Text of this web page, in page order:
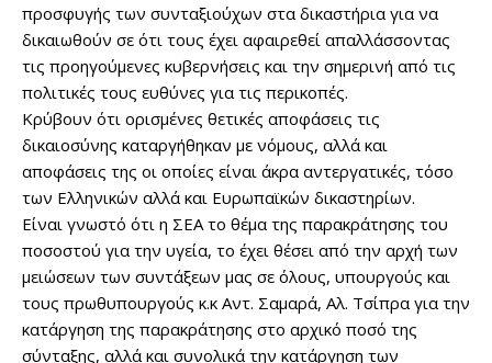
προσφυγής των συνταξιούχων στα δικαστήρια για να
δικαιωθούν σε ότι τους έχει αφαιρεθεί απαλλάσσοντας
τις προηγούμενες κυβερνήσεις και την σημερινή από τις
πολιτικές τους ευθύνες για τις περικοπές.
Κρύβουν ότι ορισμένες θετικές αποφάσεις τις
δικαιοσύνης καταργήθηκαν με νόμους, αλλά και
αποφάσεις της οι οποίες είναι άκρα αντεργατικές, τόσο
των Ελληνικών αλλά και Ευρωπαϊκών δικαστηρίων.
Είναι γνωστό ότι η ΣΕΑ το θέμα της παρακράτησης του
ποσοστού για την υγεία, το έχει θέσει από την αρχή των
μειώσεων των συντάξεων μας σε όλους, υπουργούς και
τους πρωθυπουργούς κ.κ Αντ. Σαμαρά, Αλ. Τσίπρα για την
κατάργηση της παρακράτησης στο αρχικό ποσό της
σύνταξης, αλλά και συνολικά την κατάργηση των